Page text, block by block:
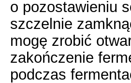
o pozostawieniu
szczelnie
mogę zrobić
zakończenie
podczas